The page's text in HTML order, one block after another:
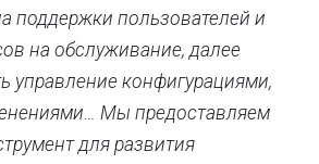
поддержки пользователей и
на обслуживание, далее
управление конфигурациями,
Мы предоставляем
для развития